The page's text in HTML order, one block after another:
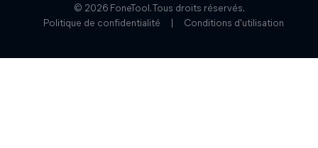
© 2026 FoneTool. Tous droits réservés.
Politique de confidentialité
Conditions d'utilisation